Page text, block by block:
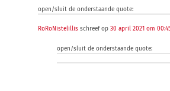
open/sluit de onderstaande quote:
RoRoNistelillis schreef op 30 april 2021 om
open/sluit de onderstaande quote: